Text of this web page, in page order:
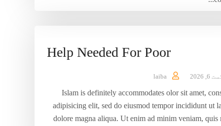
Help Needed For Poor
2026
laiba
Islam is definitely accommodates olor sit amet,
adipisicing elit, sed do eiusmod tempor incididunt ut
dolore magna aliqua. Ut enim ad minim veniam, quis